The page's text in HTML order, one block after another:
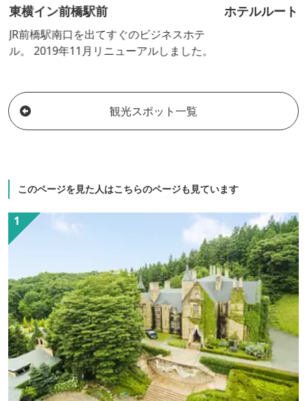
東横イン前橋駅前
JR前橋駅南口を出てすぐのビジネスホテ
ル。 2019年11月リニューアルしました。
ホテルルート
観光スポット一覧
このページを見た人はこちらのページも見ています